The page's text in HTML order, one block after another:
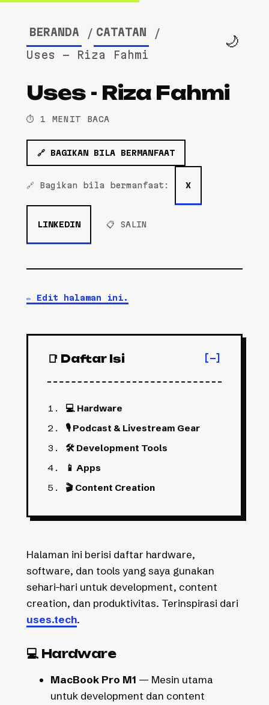
BERANDA
CATATAN
Uses - Riza Fahmi
🌙
Uses - Riza Fahmi
⏱️ 1 MENIT BACA
🔗 BAGIKAN BILA BERMANFAAT
🔗 Bagikan bila bermanfaat: X
LINKEDIN 📋 SALIN
✏️ Edit halaman ini.
📑 Daftar Isi
💻 Hardware
🎙️ Podcast & Livestream Gear
🛠️ Development Tools
📱 Apps
🎬 Content Creation
Halaman ini berisi daftar hardware,
software, dan tools yang saya gunakan
sehari-hari untuk development, content
creation, dan produktivitas. Terinspirasi dari
uses.tech.
💻 Hardware
MacBook Pro M1 — Mesin utama
untuk development dan content